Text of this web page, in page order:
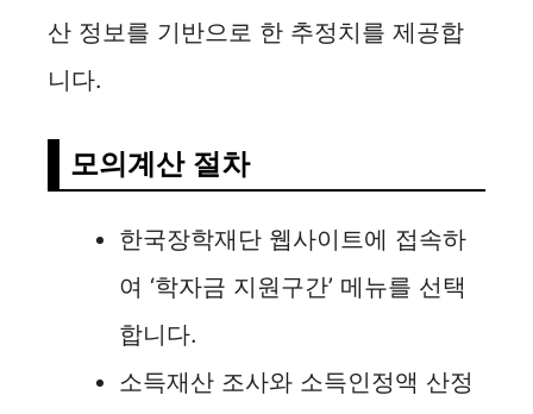
산 정보를 기반으로 한 추정치를 제공합
니다.
모의계산 절차
한국장학재단 웹사이트에 접속하
여 ‘학자금 지원구간’ 메뉴를 선택
합니다.
소득재산 조사와 소득인정액 산정